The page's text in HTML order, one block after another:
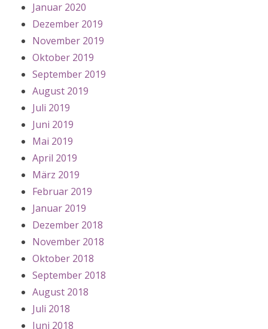
Januar 2020
Dezember 2019
November 2019
Oktober 2019
September 2019
August 2019
Juli 2019
Juni 2019
Mai 2019
April 2019
März 2019
Februar 2019
Januar 2019
Dezember 2018
November 2018
Oktober 2018
September 2018
August 2018
Juli 2018
Juni 2018